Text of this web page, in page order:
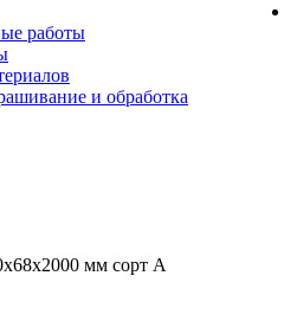
работы
и обработка
мм сорт А